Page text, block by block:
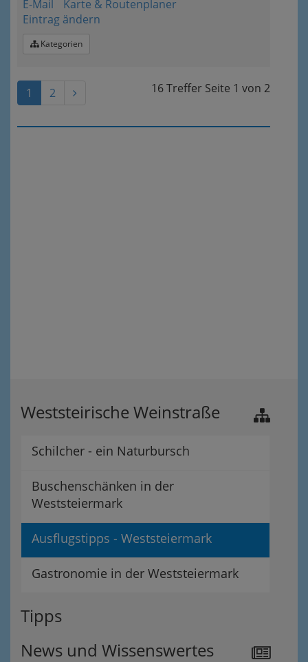
E-Mail
Karte & Routenplaner
Eintrag ändern
Kategorien
16 Treffer Seite 1 von 2
1 2
Weststeirische Weinstraße
Schilcher - ein Naturbursch
Buschenschänken in der
Weststeiermark
Ausflugstipps - Weststeiermark
Gastronomie in der Weststeiermark
Tipps
News und Wissenswertes